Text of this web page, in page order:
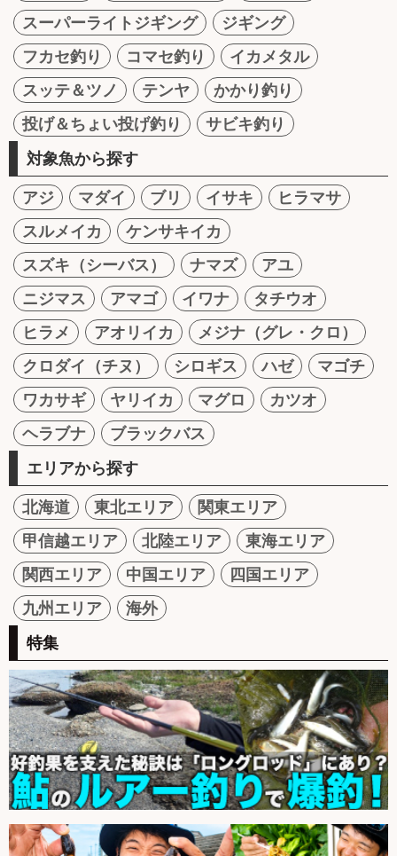
スーパーライトジギング
ジギング
フカセ釣り
コマセ釣り
イカメタル
スッテ＆ツノ
テンヤ
かかり釣り
投げ＆ちょい投げ釣り
サビキ釣り
対象魚から探す
アジ マダイ ブリ イサキ
ヒラマサ
スルメイカ
ケンサキイカ
スズキ（シーバス）
ナマズ
アユ
ニジマス
アマゴ イワナ
タチウオ
ヒラメ
アオリイカ
メジナ（グレ・クロ）
クロダイ（チヌ）
シロギス ハゼ
マゴチ
ワカサギ
ヤリイカ マグロ
カツオ
ヘラブナ
ブラックバス
エリアから探す
北海道 東北エリア
関東エリア
甲信越エリア
北陸エリア
東海エリア
関西エリア
中国エリア
四国エリア
九州エリア
海外
特集